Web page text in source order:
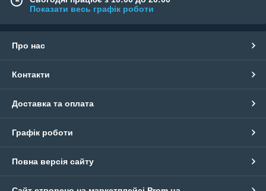
Показати весь графік роботи
Про нас
Контакти
Доставка та оплата
Графік роботи
Повна версія сайту